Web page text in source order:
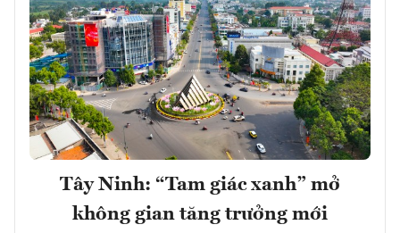
Tây Ninh: “Tam giác xanh” mở
không gian tăng trưởng mới